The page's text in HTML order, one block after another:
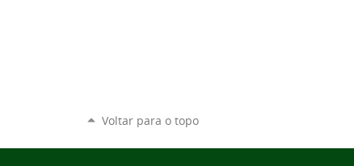
Voltar para o topo